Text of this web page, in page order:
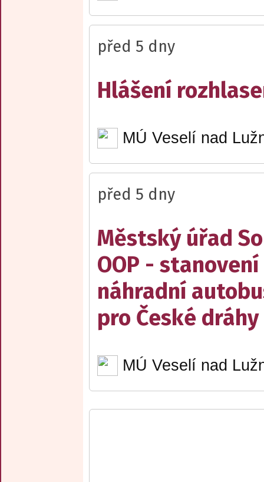
před 5 dny
Hlášení
MÚ Veselí nad
před 5 dny
Městský úřad
OOP -
náhradní
pro České dráhy
MÚ Veselí nad